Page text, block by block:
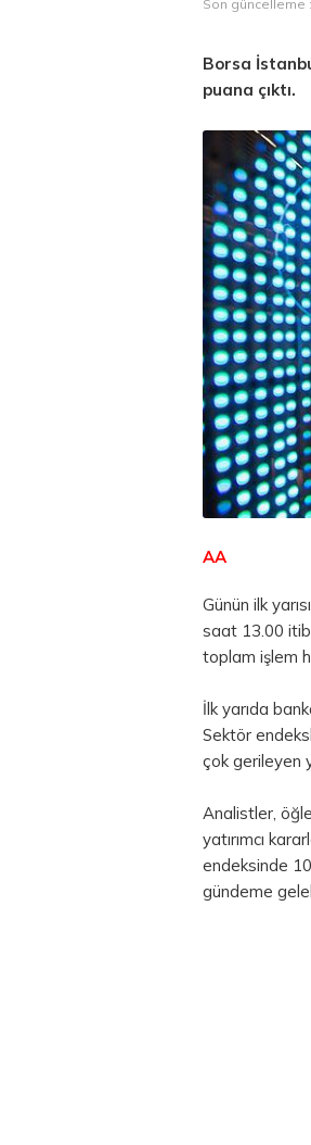
Son güncelleme
Borsa
puana çıktı.
AA
Günün ilk
saat 13.00
toplam işlem
İlk yarıda
Sektör
çok gerileyen
Analistler,
yatırımcı
endeksinde
gündeme